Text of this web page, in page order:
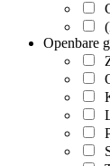
Openbare